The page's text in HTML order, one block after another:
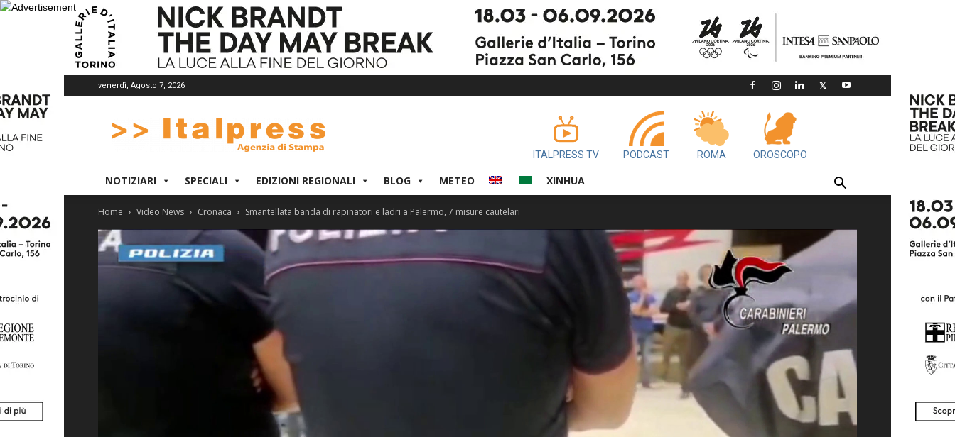
venerdì, Agosto 7, 2026
ITALPRESS TV PODCAST ROMA OROSCOPO
NOTIZIARI SPECIALI EDIZIONI REGIONALI BLOG METEO XINHUA
Home Video News Cronaca Smantellata banda di rapinatori e ladri a Palermo, 7 misure cautelari